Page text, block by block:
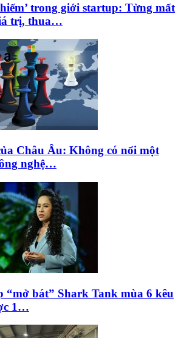
trong giới startup: Từng mất
trị, thua…
Châu Âu: Không có nổi một
nghệ…
“mở bát” Shark Tank mùa 6 kêu
1…